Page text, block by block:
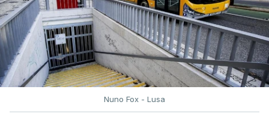
Nuno Fox - Lusa